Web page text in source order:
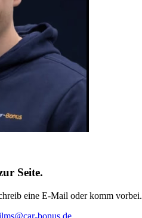
Seite.
eine E-Mail oder komm vorbei.
ms@car-bonus.de